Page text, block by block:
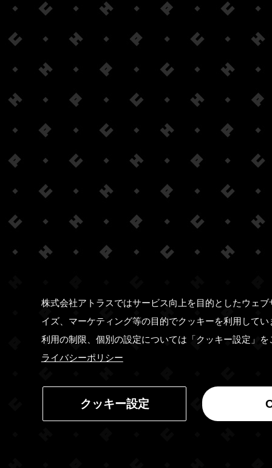
株式会社アトラスではサービス向上を目的としたウェ
イズ、マーケティング等の目的でクッキーを利用して
利用の制限、個別の設定については「クッキー設定」
ライバシーポリシー
クッキー設定